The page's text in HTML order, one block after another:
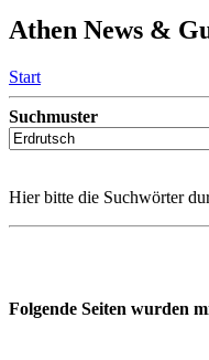
Athen News &
Start
Suchmuster
Hier bitte die Suchwörter
Folgende Seiten wurden